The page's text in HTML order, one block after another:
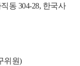
동 304-28, 한국사
위원)